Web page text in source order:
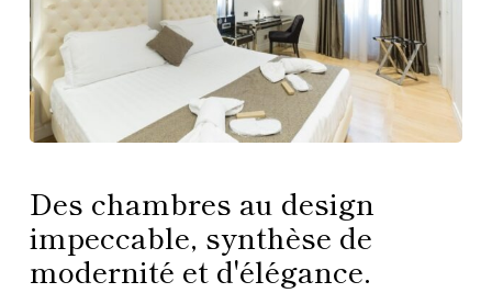
Des chambres au design
impeccable, synthèse de
modernité et d'élégance.